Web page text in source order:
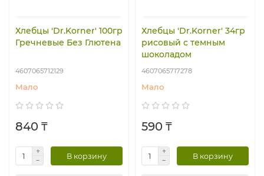
Хлебцы 'Dr.Korner' 100гр
Гречневые Без Глютена
4607065712129
Мало
840 ₸
В корзину
Хлебцы 'Dr.Korner' 34гр
рисовый с темным
шоколадом
4607065717278
Мало
590 ₸
В корзину